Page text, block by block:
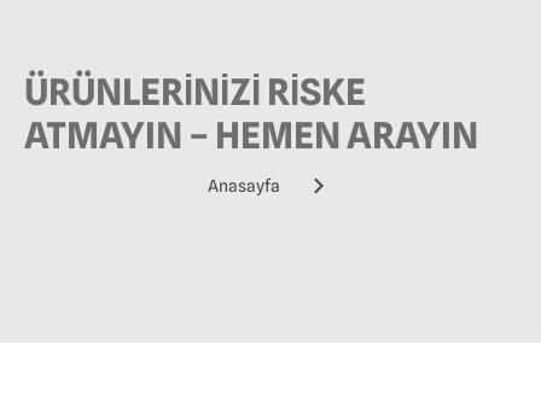
ÜRÜNLERİNİZİ RİSKE
ATMAYIN – HEMEN ARAYIN
Anasayfa